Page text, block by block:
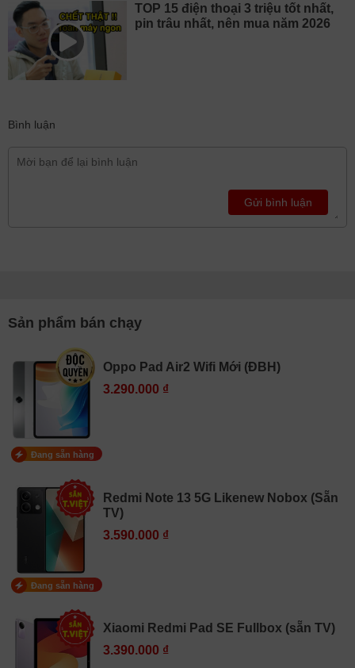
TOP 15 điện thoại 3 triệu tốt nhất,
pin trâu nhất, nên mua năm 2026
Bình luận
Gửi bình luận
Sản phẩm bán chạy
Oppo Pad Air2 Wifi Mới (ĐBH)
3.290.000 ₫
Đang sẵn hàng
Redmi Note 13 5G Likenew Nobox (Sẵn
TV)
3.590.000 ₫
Đang sẵn hàng
Xiaomi Redmi Pad SE Fullbox (sẵn TV)
3.390.000 ₫